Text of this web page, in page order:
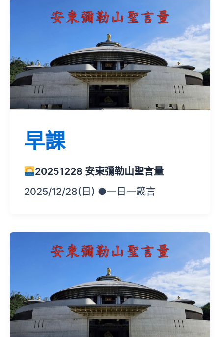
早課
20251228 安東彌勒山聖言量
2025/12/28(日) ●一日一箴言